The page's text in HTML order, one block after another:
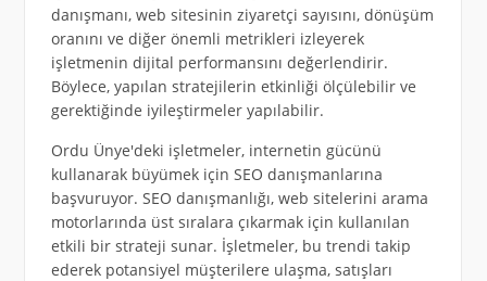
danışmanı, web sitesinin ziyaretçi sayısını, dönüşüm
oranını ve diğer önemli metrikleri izleyerek
işletmenin dijital performansını değerlendirir.
Böylece, yapılan stratejilerin etkinliği ölçülebilir ve
gerektiğinde iyileştirmeler yapılabilir.
Ordu Ünye'deki işletmeler, internetin gücünü
kullanarak büyümek için SEO danışmanlarına
başvuruyor. SEO danışmanlığı, web sitelerini arama
motorlarında üst sıralara çıkarmak için kullanılan
etkili bir strateji sunar. İşletmeler, bu trendi takip
ederek potansiyel müşterilere ulaşma, satışları